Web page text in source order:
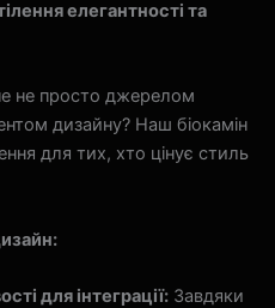
елегантності та
не просто джерелом
дизайну? Наш біокамін
для тих, хто цінує стиль
для інтеграції:Завдяки